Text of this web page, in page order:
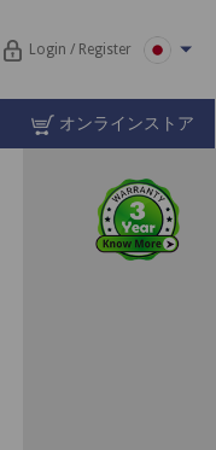
Login / Register
オンラインストア